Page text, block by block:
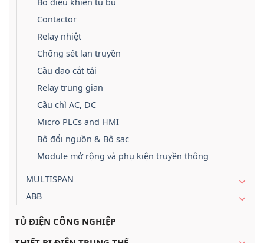
Contactor
Relay nhiệt
Chống sét lan truyền
Cầu dao cắt tải
Relay trung gian
Cầu chì AC, DC
Micro PLCs and HMI
Bộ đổi nguồn & Bộ sạc
Module mở rộng và phụ kiện truyền thông
MULTISPAN
ABB
TỦ ĐIỆN CÔNG NGHIỆP